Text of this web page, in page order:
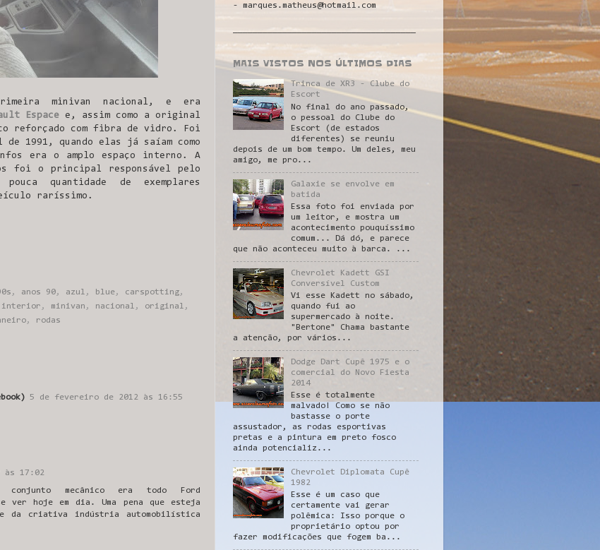
minivan nacional, e era
Espace e, assim como a original
reforçado com fibra de vidro. Foi
1991, quando elas já saíam como
era o amplo espaço interno. A
foi o principal responsável pelo
quantidade de exemplares
raríssimo.
, anos 90, azul , blue, carspotting,
interior , minivan , nacional , original ,
, rodas
5 de fevereiro de 2012 às 16:55
às 17:02
mecânico era todo Ford
ver hoje em dia. Uma pena que esteja
da criativa indústria automobilística
- marques.matheus@hotmail.com
MAIS VISTOS NOS ÚLTIMOS DIAS
Trinca de XR3 - Clube do
Escort
No final do ano passado,
o pessoal do Clube do
Escort (de estados
diferentes) se reuniu
depois de um bom tempo. Um deles, meu
amigo, me pro...
Galaxie se envolve em
batida
Essa foto foi enviada por
um leitor, e mostra um
acontecimento pouquíssimo
comum... Dá dó, e parece
que não aconteceu muito à barca. ...
Chevrolet Kadett GSI
Conversível Custom
Vi esse Kadett no sábado,
quando fui ao
supermercado à noite.
"Bertone" Chama bastante
a atenção, por vários...
Dodge Dart Cupê 1975 e o
comercial do Novo Fiesta
2014
Esse é totalmente
malvado! Como se não
bastasse o porte
assustador, as rodas esportivas
pretas e a pintura em preto fosco
ainda potencializ...
Chevrolet Diplomata Cupê
1982
Esse é um caso que
certamente vai gerar
polêmica: Isso porque o
proprietário optou por
fazer modificações que fogem ba...